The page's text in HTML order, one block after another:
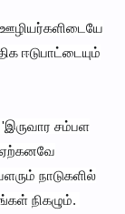
ஈடுபாட்டையும்
'இருவார சம்பள
ஏற்கனவே
நாடுகளில்
நிகழும்.